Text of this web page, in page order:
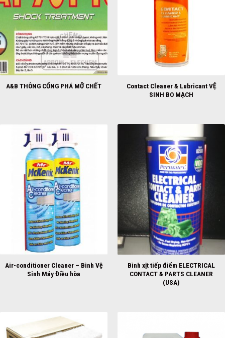
A&B THÔNG CỐNG PHÁ MỠ CHẾT
Contact Cleaner & Lubricant VỆ
SINH BO MẠCH
Air-conditioner Cleaner – Bình Vệ
Sinh Máy Điều hòa
Bình xịt tiếp điểm ELECTRICAL
CONTACT & PARTS CLEANER
(USA)